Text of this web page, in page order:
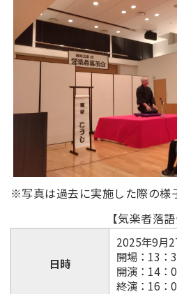
※写真は過去に実施した際の様
【気楽者落
日時
2025年9月
開場：13：
開演：14：
終演：16：